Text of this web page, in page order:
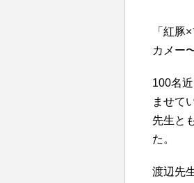
「紅
カメー
100名
ませて
先生と
た。
渡辺先